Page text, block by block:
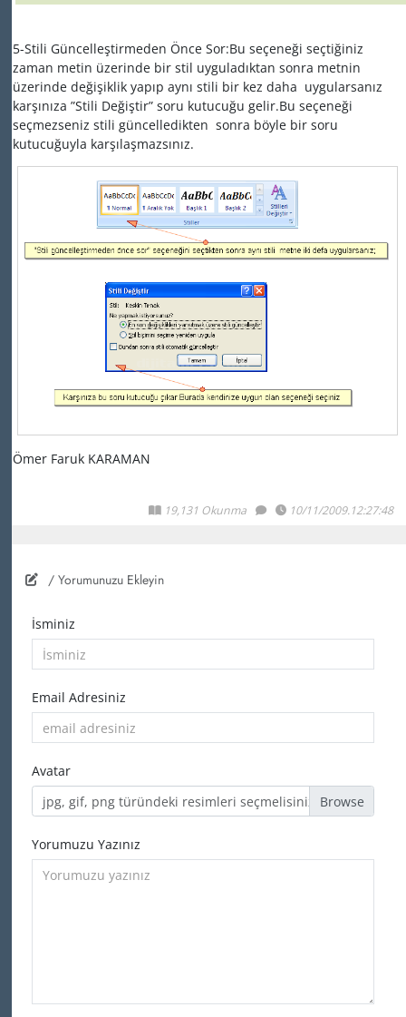
5-Stili Güncelleştirmeden Önce Sor:Bu seçeneği seçtiğiniz
zaman metin üzerinde bir stil uyguladıktan sonra metnin
üzerinde değişiklik yapıp aynı stili bir kez daha uygularsanız
karşınıza ”Stili Değiştir” soru kutucuğu gelir.Bu seçeneği
seçmezseniz stili güncelledikten sonra böyle bir soru
kutucuğuyla karşılaşmazsınız.
Ömer Faruk KARAMAN
19,131 Okunma 10/11/2009.12:27:48
/ Yorumunuzu Ekleyin
İsminiz
Email Adresiniz
Avatar
jpg, gif, png türündeki resimleri seçmelisiniz
Yorumuzu Yazınız